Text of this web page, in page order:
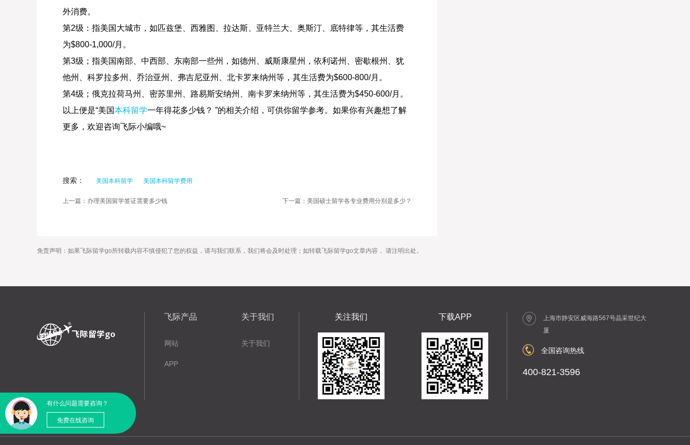
外消费。
第2级：指美国大城市，如匹兹堡、西雅图、拉达斯、亚特兰大、奥斯汀、底特律等，其生活费
为$800-1,000/月。
第3级；指美国南部、中西部、东南部一些州，如德州、威斯康星州，依利诺州、密歇根州、犹
他州、科罗拉多州、乔治亚州、弗吉尼亚州、北卡罗来纳州等，其生活费为$600-800/月。
第4级；俄克拉荷马州、密苏里州、路易斯安纳州、南卡罗来纳州等，其生活费为$450-600/月。
以上便是“美国本科留学一年得花多少钱？ ”的相关介绍，可供你留学参考。如果你有兴趣想了解
更多，欢迎咨询飞际小编哦~
搜索： 美国本科留学 美国本科留学费用
上一篇：办理美国留学签证需要多少钱 下一篇：美国硕士留学各专业费用分别是多少？
免责声明：如果飞际留学go所转载内容不慎侵犯了您的权益，请与我们联系，我们将会及时处理；如转载飞际留学go文章内容， 请注明出处。
有什么问题需要咨询？
免费在线咨询
飞际产品
网站
APP
关于我们
关于我们
关注我们 下载APP
上海市静安区威海路567号晶采世纪大
厦
全国咨询热线
400-821-3596